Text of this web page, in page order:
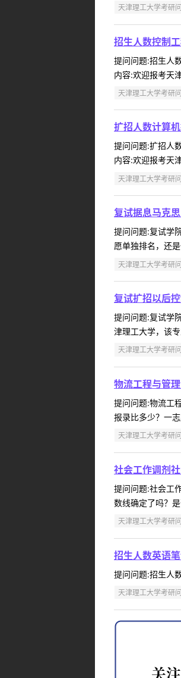
天津理工大学考研
招生人数控制
提问问题:招生人
内容:欢迎报考天
天津理工大学考研
扩招人数计算
提问问题:扩招人
内容:欢迎报考天
天津理工大学考研
复试据息马克
提问问题:复试学
愿单独排名，还
天津理工大学考研
复试扩招以后
提问问题:复试学
津理工大学，该
天津理工大学考研
物流工程与管
提问问题:物流工
报录比多少？一
天津理工大学考研
社会工作调剂
提问问题:社会工
数线确定了吗？
天津理工大学考研
招生人数英语
提问问题:招生人
天津理工大学考研